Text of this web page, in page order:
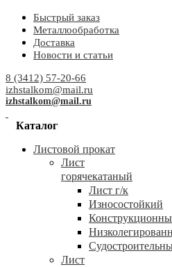
Быстрый заказ
Металлообработка
Доставка
Новости и статьи
8 (3412) 57-20-66
izhstalkom@mail.ru
izhstalkom@mail.ru
Каталог
Листовой прокат
Лист
горячекатаный
Лист г/к
Износостойкий
Лист